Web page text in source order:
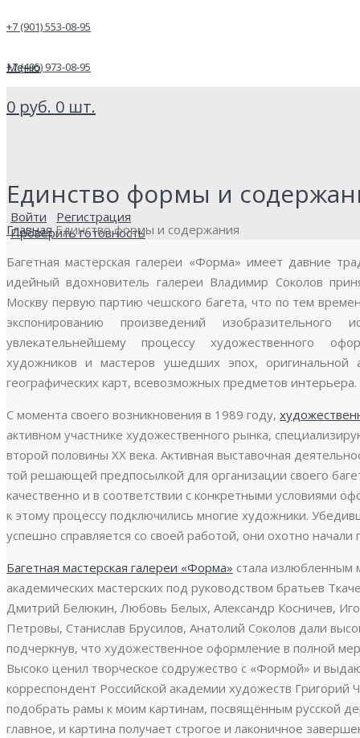
+7 (901) 553-08-95
+7 (495) 973-08-95
Войти
Регистрация
Проверить готовность
Меню
0 руб. 0 шт.
Единство формы и
Главная Единство формы и содержания
Багетная мастерская галереи «Форма» имеет давние
идейный вдохновитель галереи Владимир Соколов
Москву первую партию чешского багета, что по тем
экспонированию произведений
увлекательнейшему процессу художественного
художников и мастеров ушедших эпох, оригинальной
географических карт, всевозможных предметов интерьера.
С момента своего возникновения в 1989 году,
активном участнике художественного рынка,
второй половины ХХ века. Активная выставочная
той решающей предпосылкой для организации своего
качественно и в соответствии с конкретными условиями
к этому процессу подключились многие художники.
успешно справляется со своей работой, они охотно начали
Багетная мастерская галереи «Форма» стала излюбленным
академических мастерских под руководством братьев
Дмитрий Белюкин, Любовь Белых, Александр Косничев,
Петровы, Станислав Брусилов, Анатолий Соколов дали
подчеркнув, что художественное оформление в полной
Высоко ценил творческое содружество с «Формой» и
корреспондент Российской академии художеств Григорий
подобрать рамы к моим картинам, посвящённым русской
главное, и картина получает строгое и лаконичное